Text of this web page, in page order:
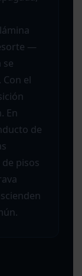
—
se
el
En
de
pisos